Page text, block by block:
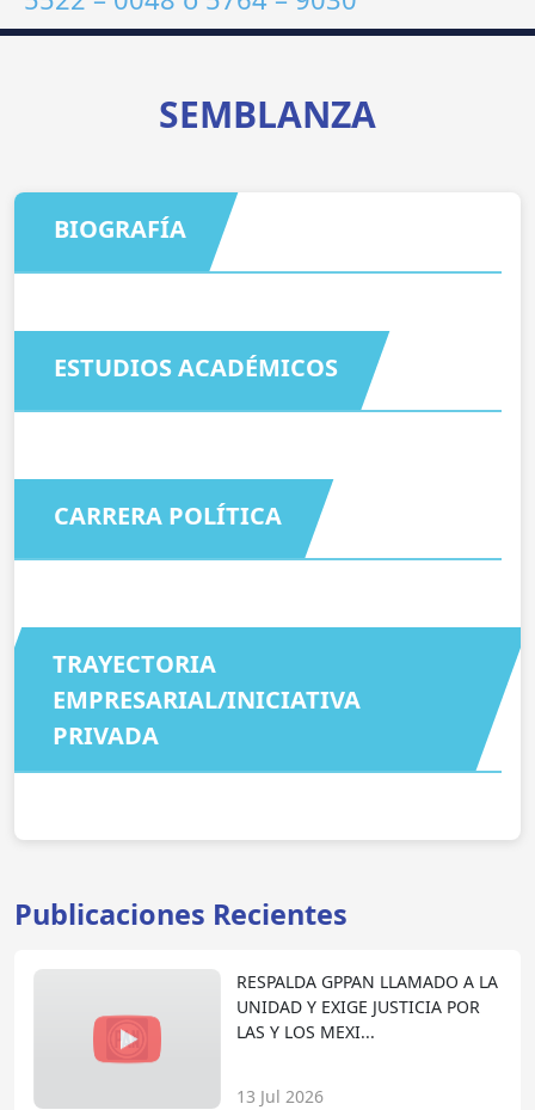
SEMBLANZA
BIOGRAFÍA
ESTUDIOS ACADÉMICOS
CARRERA POLÍTICA
TRAYECTORIA
EMPRESARIAL/INICIATIVA
PRIVADA
Publicaciones Recientes
RESPALDA GPPAN LLAMADO A LA
UNIDAD Y EXIGE JUSTICIA POR
LAS Y LOS MEXI...
13 Jul 2026